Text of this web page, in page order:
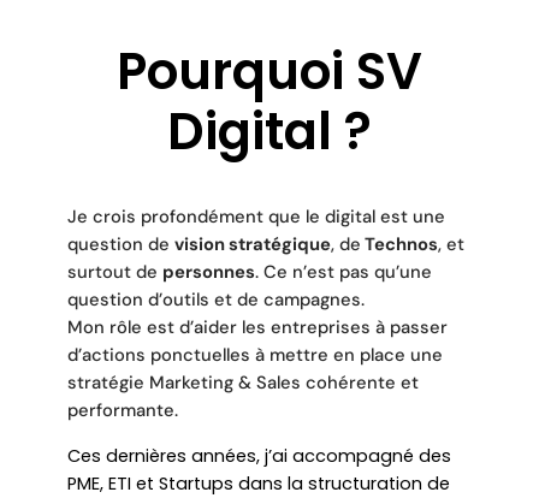
Pourquoi SV
Digital ?
Je crois profondément que le digital est une
question de vision stratégique, de Technos, et
surtout de personnes. Ce n’est pas qu’une
question d’outils et de campagnes.
Mon rôle est d’aider les entreprises à passer
d’actions ponctuelles à mettre en place une
stratégie Marketing & Sales cohérente et
performante.
Ces dernières années, j’ai accompagné des
PME, ETI et Startups dans la structuration de